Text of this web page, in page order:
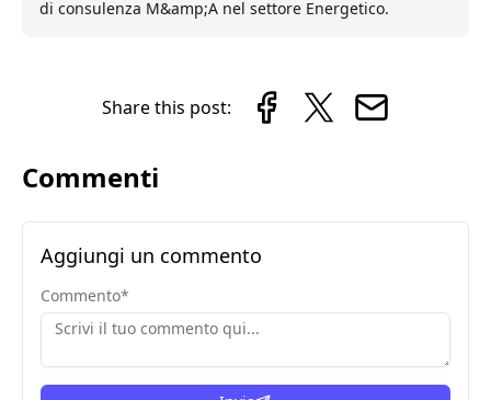
di consulenza M&amp;A nel settore Energetico.
Share this post:
Commenti
Aggiungi un commento
Commento*